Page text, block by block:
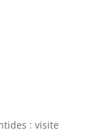
: visite